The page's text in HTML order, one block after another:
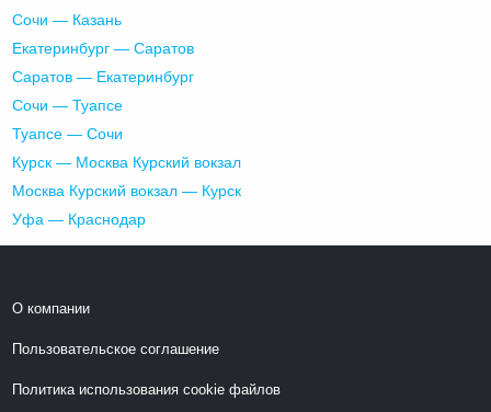
Сочи — Казань
Екатеринбург — Саратов
Саратов — Екатеринбург
Сочи — Туапсе
Туапсе — Сочи
Курск — Москва Курский вокзал
Москва Курский вокзал — Курск
Уфа — Краснодар
О компании
Пользовательское соглашение
Политика использования cookie файлов